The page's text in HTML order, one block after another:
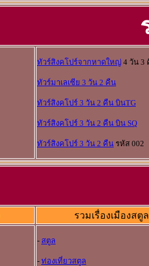
ทัวร์สิงคโปร์จากหาดใหญ่ 4 วัน 3
ทัวร์มาเลเซีย 3 วัน 2 คืน
ทัวร์สิงคโปร์ 3 วัน 2 คืน บินTG
ทัวร์สิงคโปร์ 3 วัน 2 คืน บิน SQ
ทัวร์สิงคโปร์ 3 วัน 2 คืน รหัส 002
รวมเรื่องเมืองสตูล
- สตูล
- ท่องเที่ยวสตูล